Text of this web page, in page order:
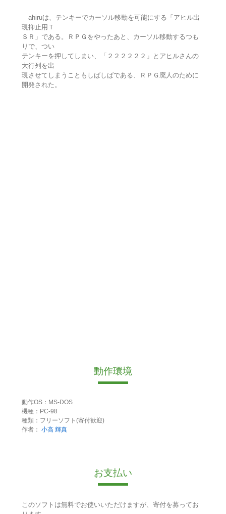
ahiruは、テンキーでカーソル移動を可能にする「アヒル出
現抑止用Ｔ
ＳＲ」である。ＲＰＧをやったあと、カーソル移動するつも
りで、つい
テンキーを押してしまい、「２２２２２２」とアヒルさんの
大行列を出
現させてしまうこともしばしばである、ＲＰＧ廃人のために
開発された。
動作環境
動作OS：MS-DOS
機種：PC-98
種類：フリーソフト(寄付歓迎)
作者： 小高 輝真
お支払い
このソフトは無料でお使いいただけますが、寄付を募ってお